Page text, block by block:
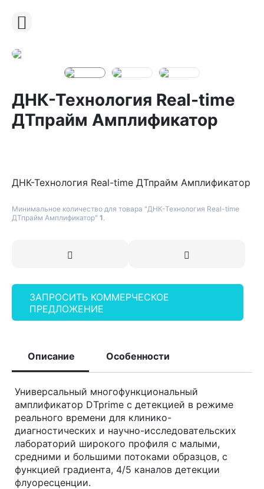
ДНК-Технология Real-time
ДТпрайм Амплификатор
ДНК-Технология Real-time ДТпрайм Амплификатор
Минимальное количество для товара "ДНК-Технология Real-time
ДТпрайм Амплификатор" 1.
ЗАПРОСИТЬ КОММЕРЧЕСКОЕ
ПРЕДЛОЖЕНИЕ
Описание Особенности
Универсальный многофункциональный
амплификатор DTprime с детекцией в режиме
реального времени для клинико-
диагностических и научно-исследовательских
лабораторий широкого профиля с малыми,
средними и большими потоками образцов, с
функцией градиента, 4/5 каналов детекции
флуоресценции.